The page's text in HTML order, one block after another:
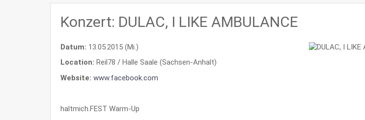
Konzert: DULAC, I LIKE AMBULANCE
Datum: 13.05.2015 (Mi.)
Location: Reil78 / Halle Saale (Sachsen-Anhalt)
Website: www.facebook.com
haltmich.FEST Warm-Up